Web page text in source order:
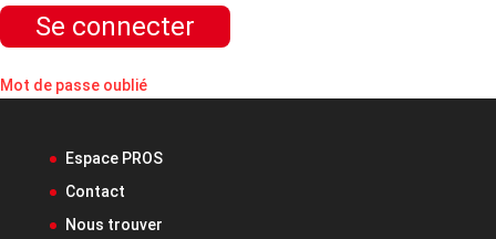
Mot de passe oublié
Espace PROS
Contact
Nous trouver